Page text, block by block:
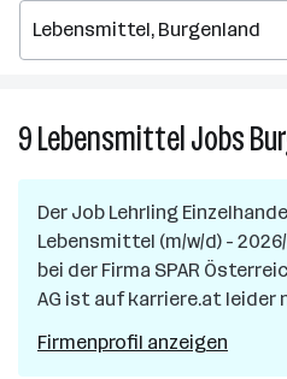
9LebensmittelJobs
Der Job Lehrling
Lebensmittel (m/w/d) -
bei der Firma SPAR
AG ist auf karriere.at leider
Firmenprofil anzeigen